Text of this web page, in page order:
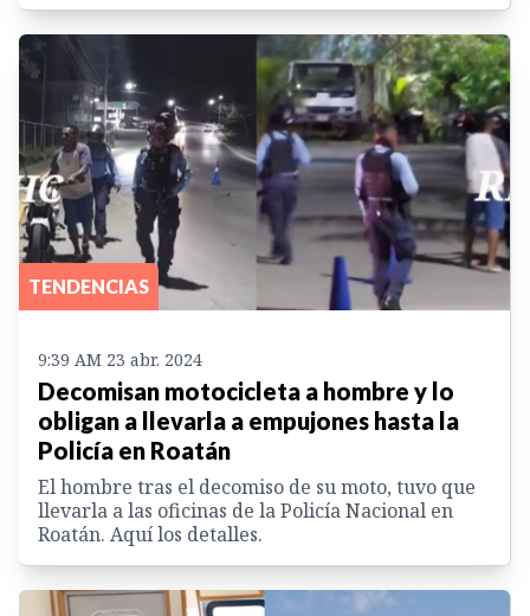
TENDENCIAS
9:39 AM 23 abr. 2024
Decomisan motocicleta a hombre y lo
obligan a llevarla a empujones hasta la
Policía en Roatán
El hombre tras el decomiso de su moto, tuvo que
llevarla a las oficinas de la Policía Nacional en
Roatán. Aquí los detalles.